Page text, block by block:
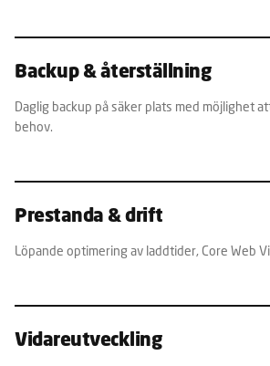
Backup & återställning
Daglig backup på säker plats med möjlighet
behov.
Prestanda & drift
Löpande optimering av laddtider, Core Web
Vidareutveckling